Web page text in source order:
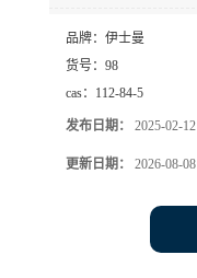
品牌： 伊士曼
货号： 98
cas： 112-84-5
发布日期： 2025-02-12
更新日期： 2026-08-08